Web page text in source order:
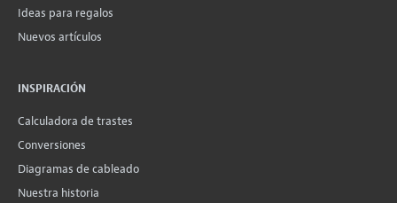
Ideas para regalos
Nuevos artículos
INSPIRACIÓN
Calculadora de trastes
Conversiones
Diagramas de cableado
Nuestra historia